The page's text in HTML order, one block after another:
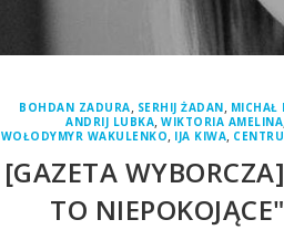
BOHDAN ZADURA, SERHIJ ŻADAN, MICHAŁ
ANDRIJ LUBKA, WIKTORIA AMELINA
WOŁODYMYR WAKULENKO, IJA KIWA,
[GAZETA
TO